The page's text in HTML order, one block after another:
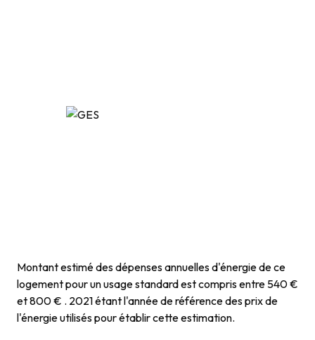
Montant estimé des dépenses annuelles d'énergie de ce
logement pour un usage standard est compris entre 540 €
et 800 € . 2021 étant l'année de référence des prix de
l'énergie utilisés pour établir cette estimation.